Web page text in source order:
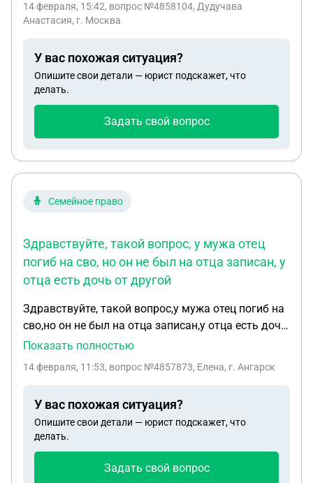
14 февраля, 15:42, вопрос №4858104, Дудучава
Анастасия, г. Москва
У вас похожая ситуация?
Опишите свои детали — юрист подскажет, что
делать.
Задать свой вопрос
Семейное право
Здравствуйте, такой вопрос, у мужа отец
погиб на сво, но он не был на отца записан, у
отца есть дочь от другой
Здравствуйте, такой вопрос,у мужа отец погиб на
сво,но он не был на отца записан,у отца есть дочь
от другой женщины,т.е.предполагаемая сестра
между мужем и сестрой,может так оказаться,что
просто записана на него,экспертиза платная
дорогая,платить будем мы,что делать, если
родство вдруг не подтвердиться
Показать полностью
14 февраля, 11:53, вопрос №4857873, Елена, г. Ангарск
У вас похожая ситуация?
Опишите свои детали — юрист подскажет, что
делать.
Задать свой вопрос